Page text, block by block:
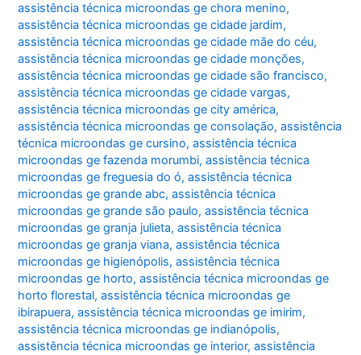
assistência técnica microondas ge chora menino,
assistência técnica microondas ge cidade jardim,
assistência técnica microondas ge cidade mãe do céu,
assistência técnica microondas ge cidade monções,
assistência técnica microondas ge cidade são francisco,
assistência técnica microondas ge cidade vargas,
assistência técnica microondas ge city américa,
assistência técnica microondas ge consolação,assistência
técnica microondas ge cursino,assistência técnica
microondas ge fazenda morumbi,assistência técnica
microondas ge freguesia do ó,assistência técnica
microondas ge grande abc,assistência técnica
microondas ge grande são paulo,assistência técnica
microondas ge granja julieta,assistência técnica
microondas ge granja viana,assistência técnica
microondas ge higienópolis,assistência técnica
microondas ge horto,assistência técnica microondas ge
horto florestal,assistência técnica microondas ge
ibirapuera,assistência técnica microondas ge imirim,
assistência técnica microondas ge indianópolis,
assistência técnica microondas ge interior,assistência